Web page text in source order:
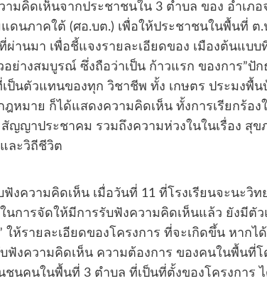
ามคิดเห็นจากประชาชนใน 3 ตำบล ของ อำเภ
ดนภาคใต้ (ศอ.บต.) เพื่อให้ประชาชนในพื้นที่
ผ่านมา เพื่อชี้แจงรายละเอียดของ เมืองต้นแบ
อย่างสมบูรณ์ ซึ่งถือว่าเป็น ก้าวแรก ของการ”ปั
ป็นตัวแทนของทุก วิชาชีพ ทั้ง เกษตร ประมงพื้
หมาย ก็ได้แสดงความคิดเห็น ทั้งการเรียกร้อง
ญญาประชาคม รวมถึงความห่วงในในเรื่อง สุข
ละวิถีชีวิต
ฟังความคิดเห็น เมื่อวันที่ 11 ที่โรงเรียนจะนะวิ
นการจัดให้มีการรับฟังความคิดเห็นแล้ว ยังมีตั
ให้รายละเอียดของโครงการ ที่จะเกิดขึ้น หาก
บฟังความคิดเห็น ความต้องการ ของคนในพื้นที่
ชนคนในพื้นที่ 3 ตำบล ที่เป็นที่ตั้งของโครงการ